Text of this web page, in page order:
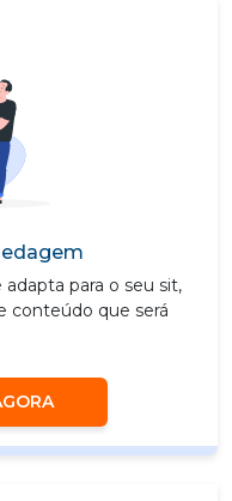
para o seu sit,
conteúdo que será